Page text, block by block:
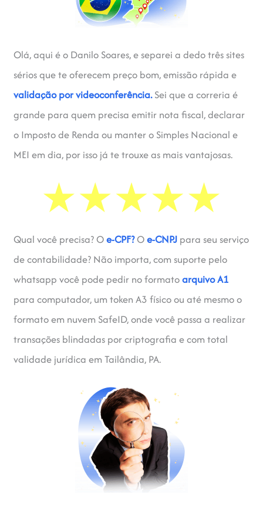
Olá, aqui é o Danilo Soares, e separei a dedo três sites
sérios que te oferecem preço bom, emissão rápida e
validação por videoconferência.Sei que a correria é
grande para quem precisa emitir nota fiscal, declarar
o Imposto de Renda ou manter o Simples Nacional e
MEI em dia, por isso já te trouxe as mais vantajosas.
Qual você precisa? Oe-CPF?Oe-CNPJ para seu serviço
de contabilidade? Não importa, com suporte pelo
whatsapp você pode pedir no formatoarquivo A1
para computador, um token A3 físico ou até mesmo o
formato em nuvem SafeID, onde você passa a realizar
transações blindadas por criptografia e com total
validade jurídica em Tailândia, PA.